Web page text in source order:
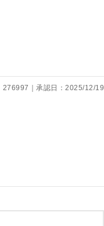
276997｜承認日：2025/12/19